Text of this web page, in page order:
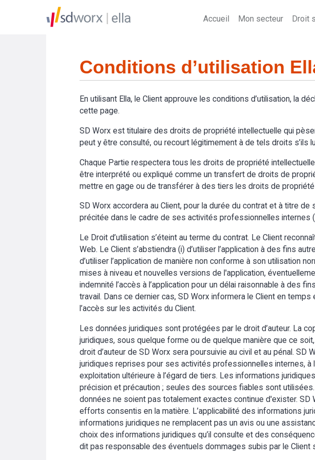
ella Accueil Mon secteur Droit
Conditions d’utilisation
En utilisant Ella, le Client approuve les conditions d’utilisation, la
cette page.
SD Worx est titulaire des droits de propriété intellectuelle qui
peut y être consulté, ou recourt légitimement à de tels droits s’ils
Chaque Partie respectera tous les droits de propriété
être interprété ou expliqué comme un transfert de droits de
mettre en gage ou de transférer à des tiers les droits de
SD Worx accordera au Client, pour la durée du contrat et à titre
précitée dans le cadre de ses activités professionnelles internes
Le Droit d’utilisation s’éteint au terme du contrat. Le Client
Web. Le Client s’abstiendra (i) d’utiliser l’application à des fins
d’utiliser l’application de manière non conforme à son utilisation
mises à niveau et nouvelles versions de l'application,
indemnité l’accès à l’application pour un délai raisonnable à des
travail. Dans ce dernier cas, SD Worx informera le Client en
l’accès sur les activités du Client.
Les données juridiques sont protégées par le droit d’auteur. La
juridiques, sous quelque forme ou de quelque manière que ce
droit d’auteur de SD Worx sera poursuivie au civil et au pénal.
juridiques reprises pour ses activités professionnelles internes, à
exploitation ultérieure à l’égard de tiers. Les informations
précision et précaution ; seules des sources fiables sont
données ne soient pas totalement exactes continue d'exister.
efforts consentis en la matière. L’applicabilité des informations
informations juridiques ne remplacent pas un avis ou une
choix des informations juridiques qu’il consulte et des
dit pas responsable des éventuels dommages subis par le Client